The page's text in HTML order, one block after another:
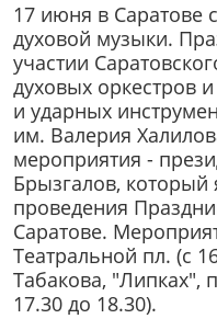
17 июня в Саратове
духовой музыки.
участии
духовых оркестров
и ударных
им. Валерия
мероприятия -
Брызгалов, который
проведения
Саратове.
Театральной пл. (с
Табакова, "Липках",
17.30 до 18.30).